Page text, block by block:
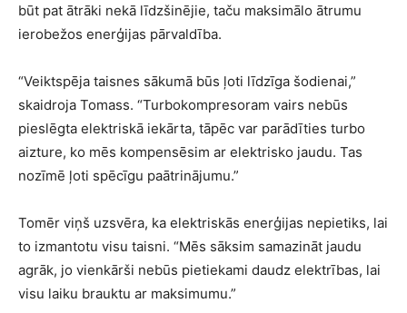
būt pat ātrāki nekā līdzšinējie, taču maksimālo ātrumu
ierobežos enerģijas pārvaldība.
“Veiktspēja taisnes sākumā būs ļoti līdzīga šodienai,”
skaidroja Tomass. “Turbokompresoram vairs nebūs
pieslēgta elektriskā iekārta, tāpēc var parādīties turbo
aizture, ko mēs kompensēsim ar elektrisko jaudu. Tas
nozīmē ļoti spēcīgu paātrinājumu.”
Tomēr viņš uzsvēra, ka elektriskās enerģijas nepietiks, lai
to izmantotu visu taisni. “Mēs sāksim samazināt jaudu
agrāk, jo vienkārši nebūs pietiekami daudz elektrības, lai
visu laiku brauktu ar maksimumu.”